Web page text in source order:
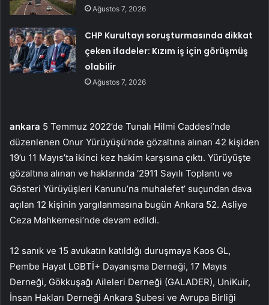
Ağustos 7, 2026
CHP Kurultayı soruşturmasında dikkat
çeken ifadeler: Kızım iş için görüşmüş
olabilir
Ağustos 7, 2026
ankara 5 Temmuz 2022’de Tunalı Hilmi Caddesi’nde
düzenlenen Onur Yürüyüşü’nde gözaltına alınan 42 kişiden
19’u 11 Mayıs’ta ikinci kez hakim karşısına çıktı. Yürüyüşte
gözaltına alınan ve haklarında ‘2911 Sayılı Toplantı ve
Gösteri Yürüyüşleri Kanunu’na muhalefet’ suçundan dava
açılan 12 kişinin yargılanmasına bugün Ankara 52. Asliye
Ceza Mahkemesi’nde devam edildi.
12 sanık ve 15 avukatın katıldığı duruşmaya Kaos GL,
Pembe Hayat LGBTİ+ Dayanışma Derneği, 17 Mayıs
Derneği, Gökkuşağı Aileleri Derneği (GALADER), UniKuir,
İnsan Hakları Derneği Ankara Şubesi ve Avrupa Birliği